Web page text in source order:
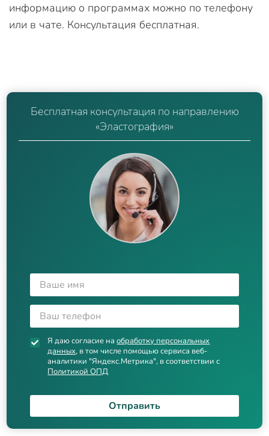
информацию о программах можно по телефону
или в чате. Консультация бесплатная.
Бесплатная консультация по направлению
«Эластография»
Я даю согласие наобработку персональных
данных, в том числе помощью сервиса веб-
аналитики "Яндекс.Метрика", в соответствии с
Политикой ОПД
Отправить